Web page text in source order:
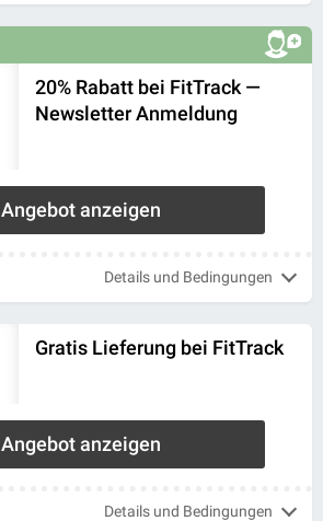
20% Rabatt bei FitTrack —
Newsletter Anmeldung
Angebot anzeigen
Details und Bedingungen
Gratis Lieferung bei FitTrack
Angebot anzeigen
Details und Bedingungen